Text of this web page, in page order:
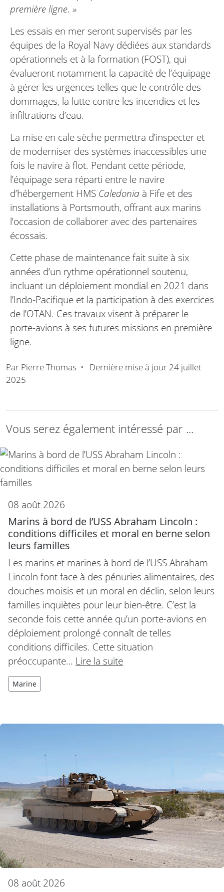
première ligne. »
Les essais en mer seront supervisés par les
équipes de la Royal Navy dédiées aux standards
opérationnels et à la formation (FOST), qui
évalueront notamment la capacité de l’équipage
à gérer les urgences telles que le contrôle des
dommages, la lutte contre les incendies et les
infiltrations d’eau.
La mise en cale sèche permettra d’inspecter et
de moderniser des systèmes inaccessibles une
fois le navire à flot. Pendant cette période,
l’équipage sera réparti entre le navire
d’hébergement HMS Caledonia à Fife et des
installations à Portsmouth, offrant aux marins
l’occasion de collaborer avec des partenaires
écossais.
Cette phase de maintenance fait suite à six
années d’un rythme opérationnel soutenu,
incluant un déploiement mondial en 2021 dans
l’Indo-Pacifique et la participation à des exercices
de l’OTAN. Ces travaux visent à préparer le
porte-avions à ses futures missions en première
ligne.
Par Pierre Thomas • Dernière mise à jour 24 juillet
2025
Vous serez également intéressé par ...
08 août 2026
Marins à bord de l’USS Abraham Lincoln :
conditions difficiles et moral en berne selon
leurs familles
Les marins et marines à bord de l’USS Abraham
Lincoln font face à des pénuries alimentaires, des
douches moisis et un moral en déclin, selon leurs
familles inquiètes pour leur bien-être. C’est la
seconde fois cette année qu’un porte-avions en
déploiement prolongé connaît de telles
conditions difficiles. Cette situation
préoccupante… Lire la suite
Marine
08 août 2026